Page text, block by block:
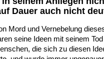
Dauer auch nicht
Mord und Vernebelung
seine Ideen mit seinem
die sich zu diesen